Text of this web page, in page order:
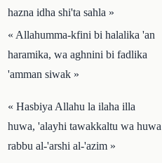
hazna idha shi'ta sahla »
« Allahumma-kfini bi halalika 'an
haramika, wa aghnini bi fadlika
'amman siwak »
« Hasbiya Allahu la ilaha illa
huwa, 'alayhi tawakkaltu wa huwa
rabbu al-'arshi al-'azim »